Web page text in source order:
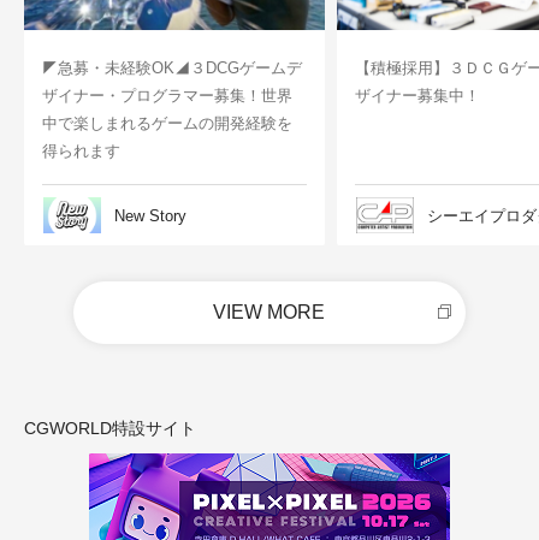
◤急募・未経験OK◢３DCGゲームデ
ザイナー・プログラマー募集！世界
中で楽しまれるゲームの開発経験を
得られます
New Story
【積極採用】３ＤＣＧゲ
ザイナー募集中！
シーエイプロ
VIEW MORE
CGWORLD特設サイト